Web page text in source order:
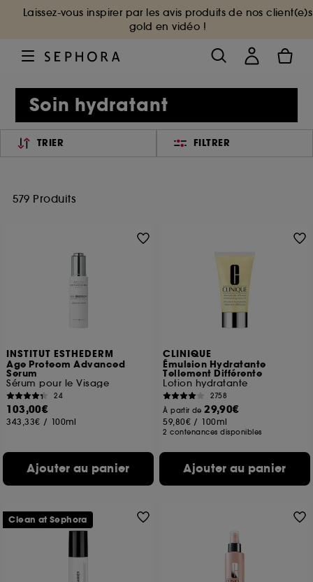
Laissez-vous inspirer par les avis produits de nos client(e)s
gold en vidéo !
Soin hydratant
TRIER FILTRER
579 Produits
INSTITUT ESTHEDERM
Age Proteom Advanced
Serum
Sérum pour le Visage
24
103,00€
343,33€ / 100ml
Ajouter au panier
CLINIQUE
Émulsion Hydratante
Tellement Différente
Lotion hydratante
2758
À partir de29,90€
59,80€ / 100ml
2 contenances disponibles
Ajouter au panier
Clean at Sephora